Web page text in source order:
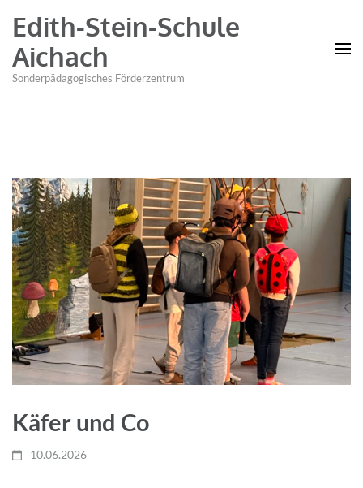
Edith-Stein-Schule
Aichach
Sonderpädagogisches Förderzentrum
Käfer und Co
10.06.2026